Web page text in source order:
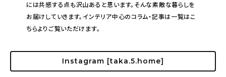
には共感する点も沢山あると思います。そんな素敵な暮らしを
お届けしていきます。インテリア中心のコラム・記事は一覧はこ
ちらよりご覧いただけます。
Instagram [taka.5.home]